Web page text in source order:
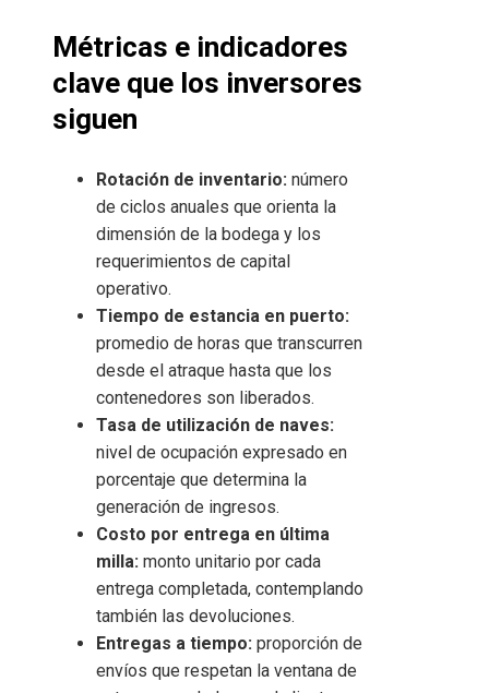
Métricas e indicadores
clave que los inversores
siguen
Rotación de inventario: número
de ciclos anuales que orienta la
dimensión de la bodega y los
requerimientos de capital
operativo.
Tiempo de estancia en puerto:
promedio de horas que transcurren
desde el atraque hasta que los
contenedores son liberados.
Tasa de utilización de naves:
nivel de ocupación expresado en
porcentaje que determina la
generación de ingresos.
Costo por entrega en última
milla: monto unitario por cada
entrega completada, contemplando
también las devoluciones.
Entregas a tiempo: proporción de
envíos que respetan la ventana de